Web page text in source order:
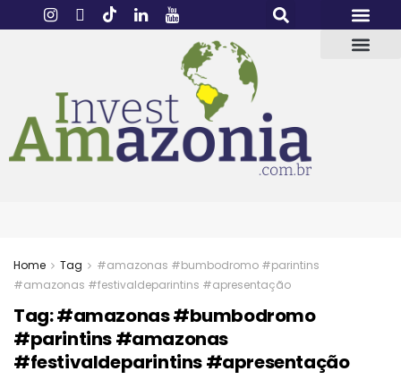
Home Tag
#amazonas #bumbodromo #parintins
#amazonas #festivaldeparintins #apresentação
Tag:#amazonas #bumbodromo
#parintins #amazonas
#festivaldeparintins #apresentação